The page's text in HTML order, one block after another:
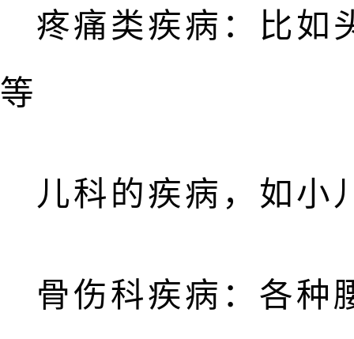
疼痛类疾病：比如
等
儿科的疾病，如小
骨伤科疾病：各种